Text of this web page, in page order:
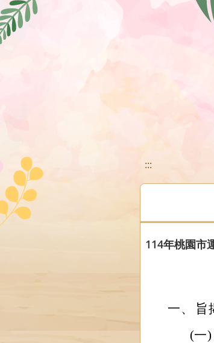
移至網頁之主要內容區位置
:::
114年桃園市
一、
旨
(一)